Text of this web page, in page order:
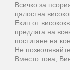
Всичко за
цялостна
Екип от
предлага на
постигане на
Не
Вместо това,